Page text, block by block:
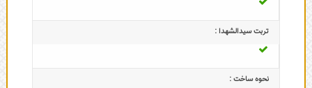
تربت سیدالشهدا :
نحوه ساخت :